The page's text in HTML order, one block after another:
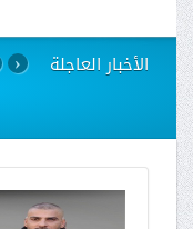
الأخبار العاجلة ‹